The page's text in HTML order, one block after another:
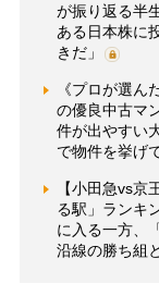
が振り返る半
ある日本株に
きだ」
《プロが選ん
の優良中古マ
件が出やすい
で物件を挙げ
【小田急vs
る駅」ランキ
に入る一方、
沿線の勝ち組